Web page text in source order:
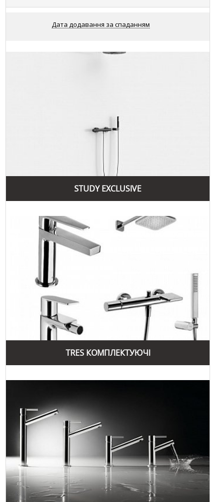
1968 рік: Заснування компанії в Іспанії родиною Трес.
Барселоні та Лодзі (Польща).
розширення асортименту продукції.
Сьогодні Tres Grifería пропонує широкий асортимент
змішувачі, душові системи, аксесуари та електронні
каталог товарів сантехніки
, Tres має все необхідне для створення
стильного та комфортного інтер'єру. Крім того, компанія
пропонує широкий вибірметалевих ванн
Бренд Tres Grifería має численні переваги, які роблять
його продукцію популярною серед споживачів у всьому
світі. Основні переваги продукції Tres Grifería включають
високу якість матеріалів, інноваційні технології,
естетичний дизайн та екологічну відповідальність.
Перш за все, Tres Grifería пропонує продукцію найвищої
якості. Всі вироби компанії проходять строгий контроль
якості, що гарантує їх довговічність та надійність.
Використання високоякісних матеріалів дозволяє
створювати продукцію, яка витримує тривалий термін
експлуатації та зберігає свій первісний вигляд.
Інноваційні технології також є важливою перевагою
бренду Tres Grifería. Компанія постійно вдосконалює свої
точністю та функціональністю, що відповідає потребам
душові системи Tres обладнані інноваційними функціями,
які забезпечують комфортне користування та економію
води.
Естетичний дизайн продукції Tres Grifería відповідає
останнім тенденціям в інтер'єрному оформленні. Компанія
пропонує широкий асортимент виробів, які підходять для
будь-якого стилю ванної кімнати або кухні. Сучасний та
стильний дизайн продукції Tres додає елегантності та
витонченості будь-якому приміщенню.
Дата додавання за спаданням
STUDY EXCLUSIVE
TRES КОМПЛЕКТУЮЧІ